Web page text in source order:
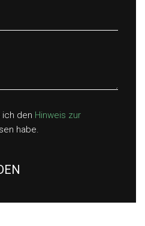
den Hinweis zur
habe.